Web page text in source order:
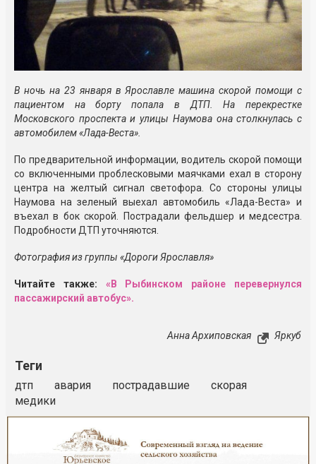
В ночь на 23 января в Ярославле машина скорой помощи с
пациентом на борту попала в ДТП. На перекрестке
Московского проспекта и улицы Наумова она столкнулась с
автомобилем «Лада-Веста».
По предварительной информации, водитель скорой помощи
со включенными проблесковыми маячками ехал в сторону
центра на желтый сигнал светофора. Со стороны улицы
Наумова на зеленый выехал автомобиль «Лада-Веста» и
въехал в бок скорой. Пострадали фельдшер и медсестра.
Подробности ДТП уточняются.
Фотография из группы «Дороги Ярославля»
Читайте также:
«В Рыбинском районе перевернулся
пассажирский автобус».
Анна Архиповская Яркуб
Теги
дтп авария пострадавшие
скорая
медики